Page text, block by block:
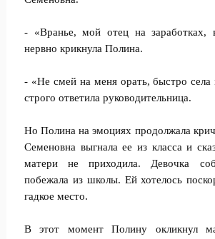
- «Вранье, мой отец на заработках,
нервно крикнула Полина.
- «Не смей на меня орать, быстро села
строго ответила руководительница.
Но Полина на эмоциях продолжала
Семеновна выгнала ее из класса и
матери не приходила. Девочка
побежала из школы. Ей хотелось
гадкое место.
В этот момент Полину окликнул